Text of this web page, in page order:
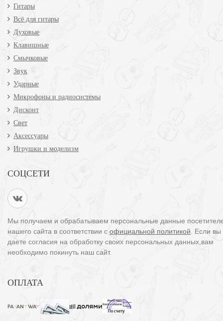
Гитары
Всё для гитары
Духовые
Клавишные
Смычковые
Звук
Ударные
Микрофоны и радиосистемы
Дисконт
Свет
Аксессуары
Игрушки и моделизм
СОЦСЕТИ
Мы получаем и обрабатываем персональные данные
нашего сайта в соответствии с официальной политикой . Если
даете согласия на обработку своих персональных данных,вам
необходимо покинуть наш сайт.
ОПЛАТА